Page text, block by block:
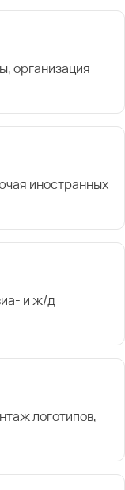
организация
иностранных
и ж/д
логотипов,